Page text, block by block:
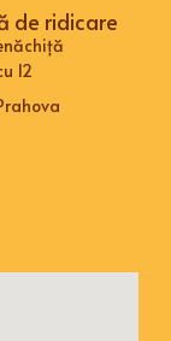
de ridicare
12